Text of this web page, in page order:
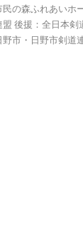
民の森ふれあいホ
盟 後援：全日本
野市・日野市剣道